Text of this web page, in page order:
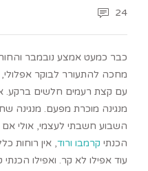
24
כבר כמעט אמצע נובמבר
מחכה להתעורר לבוקר אפלולי,
עם קצת רעמים חלשים ברקע.
מנגינה מוכרת מפעם. מנגינה
השבוע חשבתי לעצמי, אולי אם
הכנתי קרמבו ורוד, אין רוחות
עוד אפילו לא קר. ואפילו